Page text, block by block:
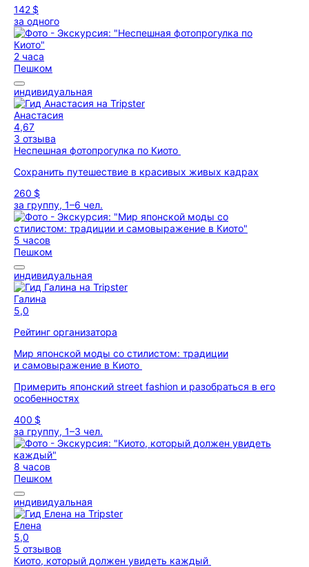
142 $
за одного
2 часа
Пешком
индивидуальная
Анастасия
4,67
3 отзыва
Неспешная фотопрогулка по Киото
Сохранить путешествие в красивых живых кадрах
260 $
за группу, 1–6 чел.
5 часов
Пешком
индивидуальная
Галина
5,0
Рейтинг организатора
Мир японской моды со стилистом: традиции
и самовыражение в Киото
Примерить японский street fashion и разобраться в его
особенностях
400 $
за группу, 1–3 чел.
8 часов
Пешком
индивидуальная
Елена
5,0
5 отзывов
Киото, который должен увидеть каждый